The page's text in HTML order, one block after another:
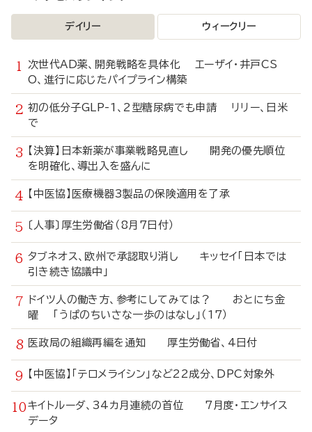
デイリー ウィークリー
次世代AD薬、開発戦略を具体化 エーザイ・井戸CS
O、進行に応じたパイプライン構築
初の低分子GLP-1、2型糖尿病でも申請 リリー、日米
で
【決算】日本新薬が事業戦略見直し 開発の優先順位
を明確化、導出入を盛んに
【中医協】医療機器3製品の保険適用を了承
〔人事〕厚生労働省（8月7日付）
タブネオス、欧州で承認取り消し キッセイ「日本では
引き続き協議中」
ドイツ人の働き方、参考にしてみては？ おとにち金
曜 「うぱのちいさな一歩のはなし」（17）
医政局の組織再編を通知 厚生労働省、4日付
【中医協】「テロメライシン」など22成分、DPC対象外
キイトルーダ、34カ月連続の首位 7月度・エンサイス
データ